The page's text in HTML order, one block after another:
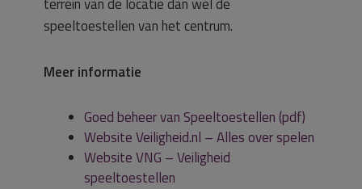
speeltoestellen van het centrum.
Meer informatie
Goed beheer van Speeltoestellen (pdf)
Website Veiligheid.nl – Alles over spelen
Website VNG – Veiligheid
speeltoestellen